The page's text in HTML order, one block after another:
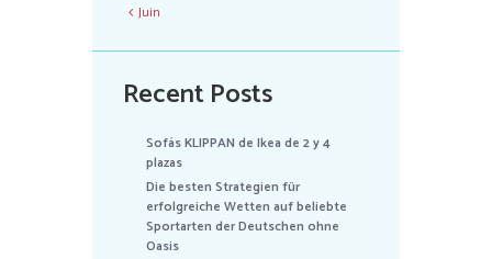
Juin
Recent Posts
Sofás KLIPPAN de Ikea de 2 y 4
plazas
Die besten Strategien für
erfolgreiche Wetten auf beliebte
Sportarten der Deutschen ohne
Oasis